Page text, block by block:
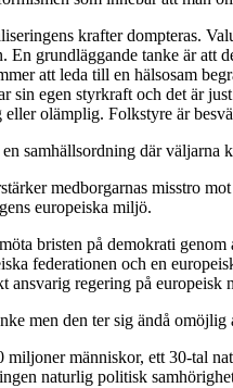
krafter dompteras.
En grundläggande tanke är
att leda till en hälsosam
sin egen styrkraft och det är
olämplig. Folkstyre är
samhällsordning där väljarna
medborgarnas misstro
europeiska miljö.
bristen på demokrati
federationen och en
ansvarig regering på
men den ter sig ändå omöjlig
människor, ett 30-tal
naturlig politisk